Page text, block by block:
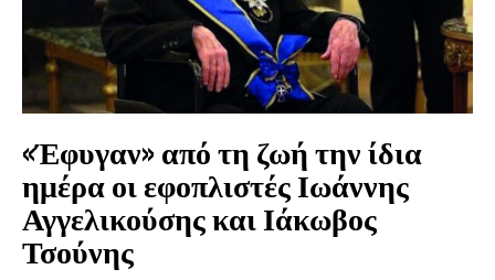
«Έφυγαν» από τη ζωή την ίδια
ημέρα οι εφοπλιστές Ιωάννης
Αγγελικούσης και Ιάκωβος
Τσούνης